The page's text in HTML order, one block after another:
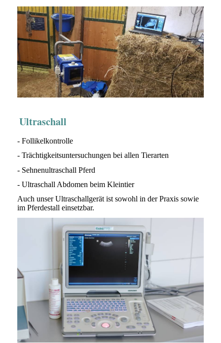
Ultraschall
- Follikelkontrolle
- Trächtigkeitsuntersuchungen bei allen Tierarten
- Sehnenultraschall Pferd
- Ultraschall Abdomen beim Kleintier
Auch unser Ultraschallgerät ist sowohl in der Praxis sowie
im Pferdestall einsetzbar.